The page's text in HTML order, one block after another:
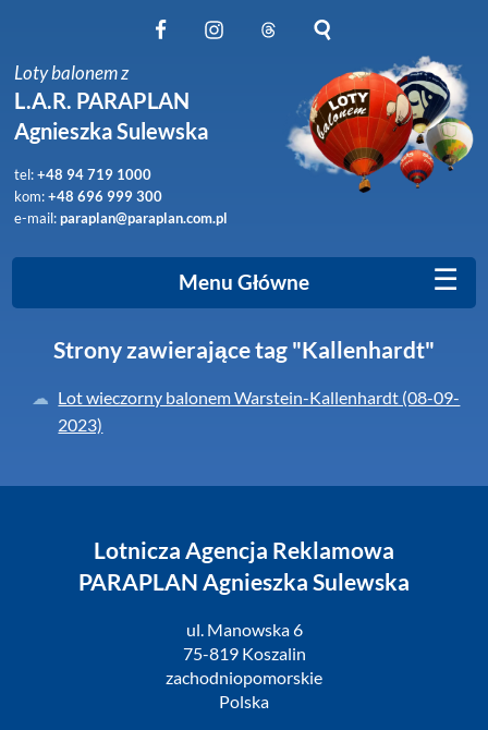
Obserwuj nas na Instagram
Obserwuj nas na Threads
Szukaj na stronie
Loty balonem z
L.A.R. PARAPLAN
Agnieszka Sulewska
tel:+48 94 719 1000
kom:+48 696 999 300
e-mail:paraplan@paraplan.com.pl
Menu Główne ☰
Strony zawierające tag "Kallenhardt"
Lot wieczorny balonem Warstein-Kallenhardt (08-09-
2023)
Lotnicza Agencja Reklamowa
PARAPLAN Agnieszka Sulewska
ul. Manowska 6
75-819 Koszalin
zachodniopomorskie
Polska